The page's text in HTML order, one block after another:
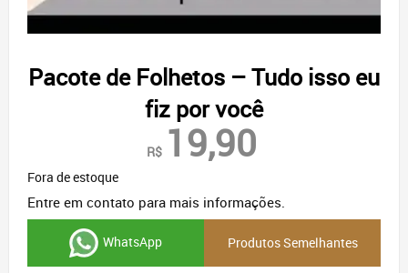
Pacote de Folhetos – Tudo isso eu
fiz por você
R$ 19,90
Fora de estoque
Entre em contato para mais informações.
WhatsApp Produtos Semelhantes